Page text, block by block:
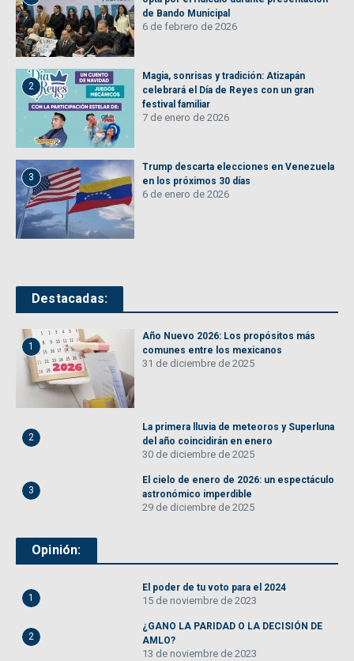
de Bando Municipal
6 de febrero de 2026
2
Magia, sonrisas y tradición: Atizapán
celebrará el Día de Reyes con un gran
festival familiar
7 de enero de 2026
3
Trump descarta elecciones en Venezuela
en los próximos 30 días
6 de enero de 2026
Destacadas:
1
Año Nuevo 2026: Los propósitos más
comunes entre los mexicanos
31 de diciembre de 2025
2
La primera lluvia de meteoros y Superluna
del año coincidirán en enero
30 de diciembre de 2025
3
El cielo de enero de 2026: un espectáculo
astronómico imperdible
29 de diciembre de 2025
Opinión:
1
El poder de tu voto para el 2024
15 de noviembre de 2023
2
¿GANO LA PARIDAD O LA DECISIÓN DE
AMLO?
13 de noviembre de 2023